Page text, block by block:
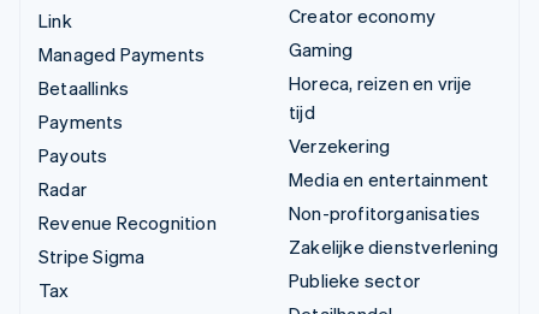
Link
Managed Payments
Betaallinks
Payments
Payouts
Radar
Revenue Recognition
Stripe Sigma
Tax
Creator economy
Gaming
Horeca, reizen en vrije
tijd
Verzekering
Media en entertainment
Non-profitorganisaties
Zakelijke dienstverlening
Publieke sector